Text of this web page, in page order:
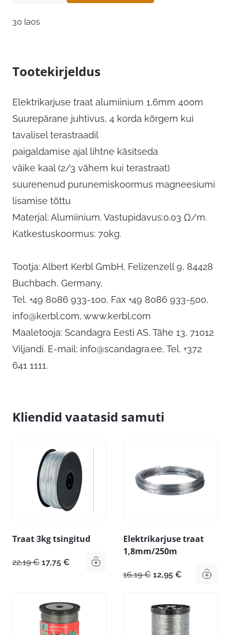
30 laos
Tootekirjeldus
Elektrikarjuse traat alumiinium 1,6mm 400m
Suurepärane juhtivus, 4 korda kõrgem kui
tavalisel terastraadil
paigaldamise ajal lihtne käsitseda
väike kaal (2/3 vähem kui terastraat)
suurenenud purunemiskoormus magneesiumi
lisamise tõttu
Materjal: Alumiinium. Vastupidavus:0.03 Ω/m.
Katkestuskoormus: 70kg.
Tootja: Albert Kerbl GmbH, Felizenzell 9, 84428
Buchbach, Germany,
Tel. +49 8086 933-100, Fax +49 8086 933-500,
info@kerbl.com, www.kerbl.com
Maaletooja: Scandagra Eesti AS, Tähe 13, 71012
Viljandi. E-mail: info@scandagra.ee, Tel. +372
641 1111.
Kliendid vaatasid samuti
Traat 3kg tsingitud
22,19€ Algne
17,75 € Praegune
Elektrikarjuse traat
1,8mm/250m
16,19€ Algne
16,19 €.
12,95 € Praegune
12,95 €.